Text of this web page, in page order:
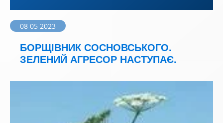
08 05 2023
БОРЩІВНИК СОСНОВСЬКОГО.
ЗЕЛЕНИЙ АГРЕСОР НАСТУПАЄ.